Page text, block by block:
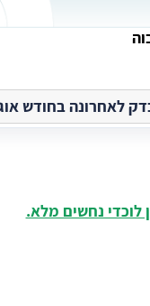
לאחרונה בחודש
לוכדי נחשים מלא.